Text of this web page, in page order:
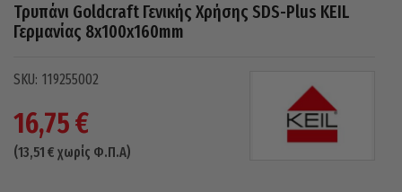
Τρυπάνι Goldcraft Γενικής Χρήσης SDS-Plus KEIL
Γερμανίας 8x100x160mm
119255002
16,75€
(13,51 € χωρίς Φ.Π.Α)